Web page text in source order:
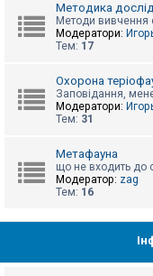
б
е
д
п
о
е
й
А
и
Методика
Методи вивчення
Модератори:
Тем: 17
Охорона
Заповідання,
Модератори:
Тем: 31
Метафауна
що не входить до
Модератор: zag
Тем: 16